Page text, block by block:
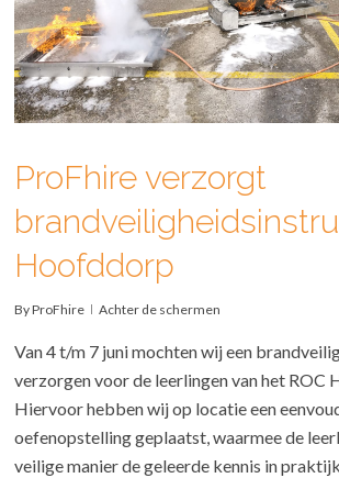
ProFhire verzorgt
Hoofddorp
ByProFhire Achter de schermen
Van 4 t/m 7 juni mochten wij een
verzorgen voor de leerlingen van het ROC
Hiervoor hebben wij op locatie een
oefenopstelling geplaatst, waarmee de
veilige manier de geleerde kennis in